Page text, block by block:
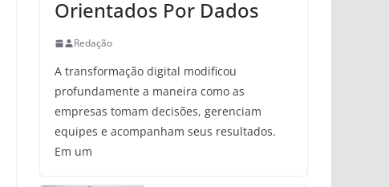
Orientados Por Dados
Redação
A transformação digital modificou
profundamente a maneira como as
empresas tomam decisões, gerenciam
equipes e acompanham seus resultados.
Em um